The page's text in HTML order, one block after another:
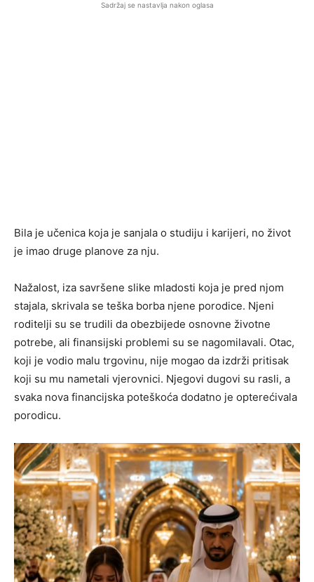
Sadržaj se nastavlja nakon oglasa
Bila je učenica koja je sanjala o studiju i karijeri, no život
je imao druge planove za nju.
Nažalost, iza savršene slike mladosti koja je pred njom
stajala, skrivala se teška borba njene porodice. Njeni
roditelji su se trudili da obezbijede osnovne životne
potrebe, ali finansijski problemi su se nagomilavali. Otac,
koji je vodio malu trgovinu, nije mogao da izdrži pritisak
koji su mu nametali vjerovnici. Njegovi dugovi su rasli, a
svaka nova financijska poteškoća dodatno je opterećivala
porodicu.